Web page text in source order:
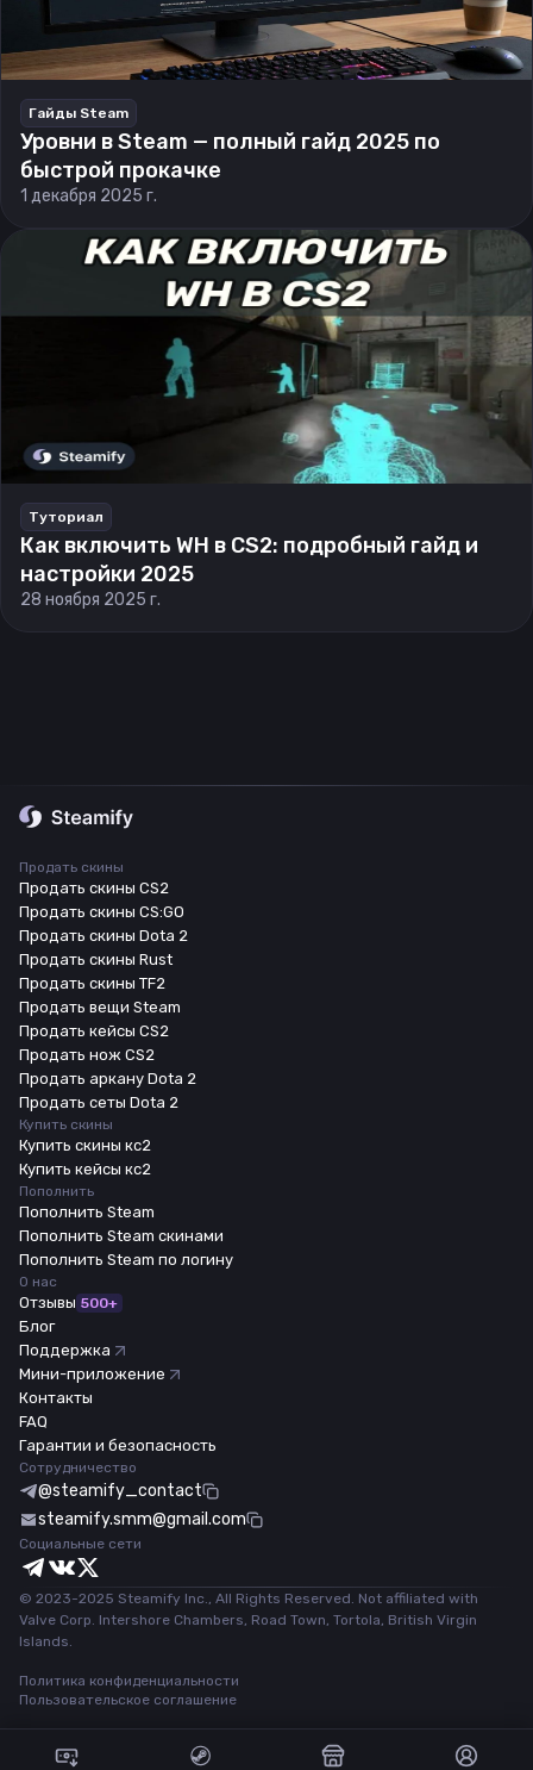
Гайды Steam
Уровни в Steam — полный гайд 2025 по
быстрой прокачке
1 декабря 2025 г.
Туториал
Как включить WH в CS2: подробный гайд и
настройки 2025
28 ноября 2025 г.
Продать скины
Продать скины CS2
Продать скины CS:GO
Продать скины Dota 2
Продать скины Rust
Продать скины TF2
Продать вещи Steam
Продать кейсы CS2
Продать нож CS2
Продать аркану Dota 2
Продать сеты Dota 2
Купить скины
Купить скины кс2
Купить кейсы кс2
Пополнить
Пополнить Steam
Пополнить Steam скинами
Пополнить Steam по логину
О нас
Отзывы 500+
Блог
Поддержка
Мини-приложение
Контакты
FAQ
Гарантии и безопасность
Сотрудничество
@steamify_contact
steamify.smm@gmail.com
Социальные сети
© 2023-2025 Steamify Inc., All Rights Reserved. Not affiliated with
Valve Corp. Intershore Chambers, Road Town, Tortola, British Virgin
Islands.
Политика конфиденциальности
Пользовательское соглашение